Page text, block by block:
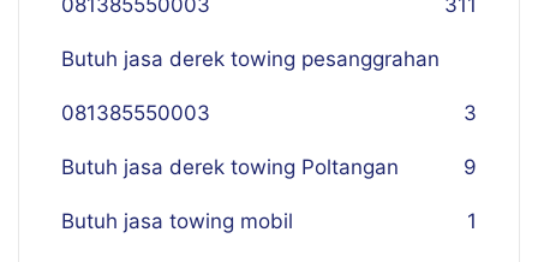
081385550003 311
Butuh jasa derek towing pesanggrahan
081385550003 3
Butuh jasa derek towing Poltangan 9
Butuh jasa towing mobil 1